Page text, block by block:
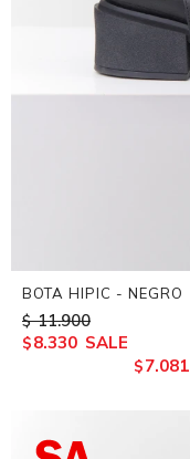
BOTA HIPIC - NEGRO
$ 11.900
$8.330
$7.081